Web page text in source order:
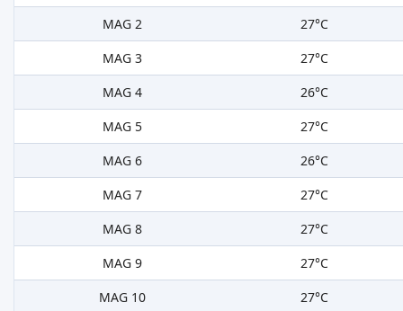
MAG 2
27°C
MAG 3
27°C
MAG 4
26°C
MAG 5
27°C
MAG 6
26°C
MAG 7
27°C
MAG 8
27°C
MAG 9
27°C
MAG 10
27°C